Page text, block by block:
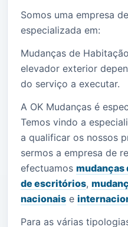
Somos uma empresa
especializada em:
Mudanças de
elevador exterior
do serviço a executar.
A OK Mudanças é
Temos vindo a
a qualificar os nossos
sermos a empresa de
efectuamos mudanças
de escritórios,
nacionais e
Para as várias